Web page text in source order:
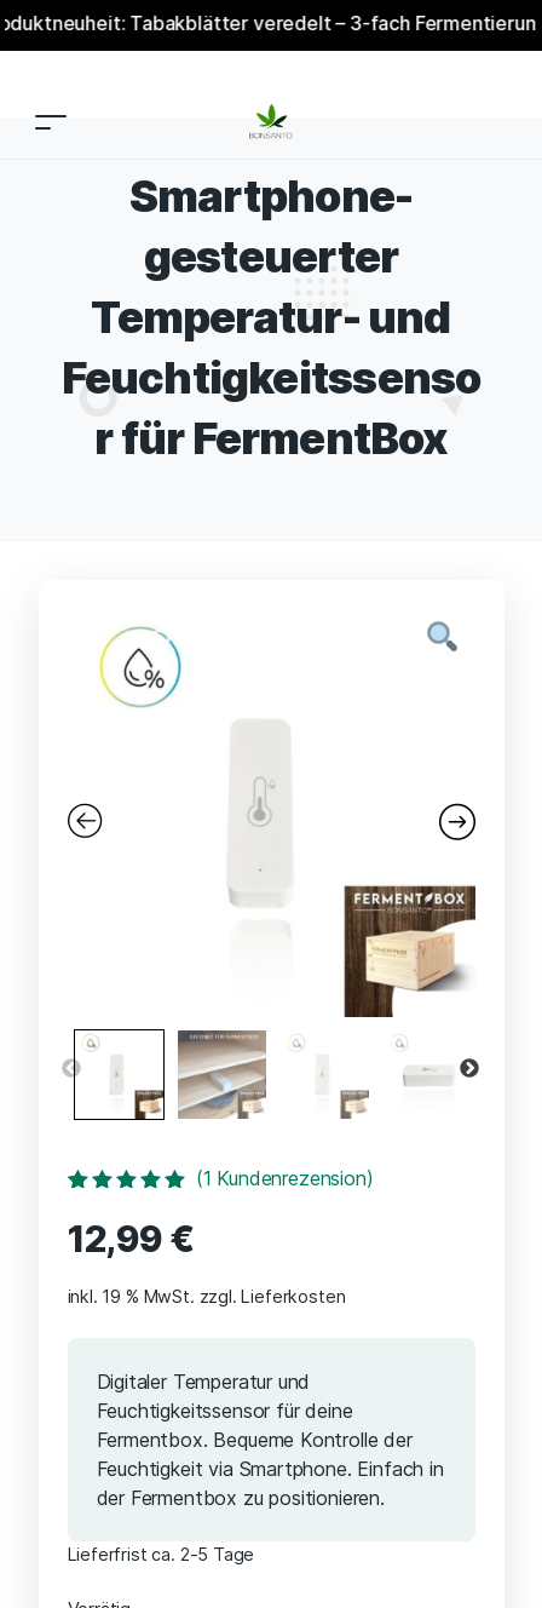
Tabakblätter veredelt – 3-fach Fermentierung &
Smartphone-
gesteuerter
Temperatur- und
Feuchtigkeitssenso
r für FermentBox
5.00von 5,
basierend auf
(1 Kundenrezension)
12,99€
inkl. 19 % MwSt. zzgl. Lieferkosten
Digitaler Temperatur und
Feuchtigkeitssensor für deine
Fermentbox. Bequeme Kontrolle der
Feuchtigkeit via Smartphone. Einfach in
der Fermentbox zu positionieren.
Lieferfrist ca. 2-5 Tage